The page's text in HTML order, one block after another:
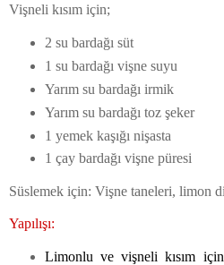
Vişneli kısım için;
2 su bardağı süt
1 su bardağı vişne suyu
Yarım su bardağı irmik
Yarım su bardağı toz şeker
1 yemek kaşığı nişasta
1 çay bardağı vişne püresi
Süslemek için: Vişne taneleri, limon
Yapılışı:
Limonlu ve vişneli kısım